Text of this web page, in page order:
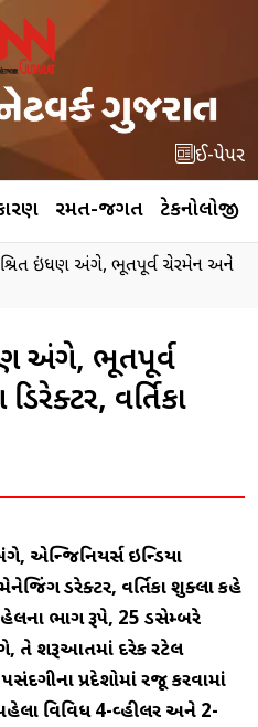
ઈ-પેપર
રમત-જગત ટેકનોલોજી
ઇંધણ અંગે, ભૂતપૂર્વ ચેરમેન અને
અંગે, ભૂતપૂર્વ
વર્તિકા
એન્જિનિયર્સ ઇન્ડિયા
ડિરેક્ટર, વર્તિકા શુક્લા કહે
ભાગ રૂપે, 25 ડિસેમ્બરે
તે શરૂઆતમાં દરેક રિટેલ
પ્રદેશોમાં રજૂ કરવામાં
વિવિધ 4-વ્હીલર અને 2-